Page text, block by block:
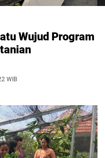
Wujud Program
WIB